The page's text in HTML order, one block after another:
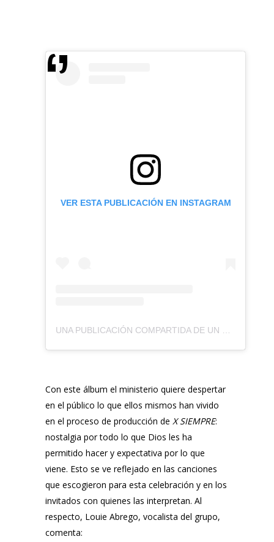
VER ESTA PUBLICACIÓN EN INSTAGRAM
Con este álbum el ministerio quiere despertar
en el público lo que ellos mismos han vivido
en el proceso de producción de X SIEMPRE:
nostalgia por todo lo que Dios les ha
permitido hacer y expectativa por lo que
viene. Esto se ve reflejado en las canciones
que escogieron para esta celebración y en los
invitados con quienes las interpretan. Al
respecto, Louie Abrego, vocalista del grupo,
comenta: